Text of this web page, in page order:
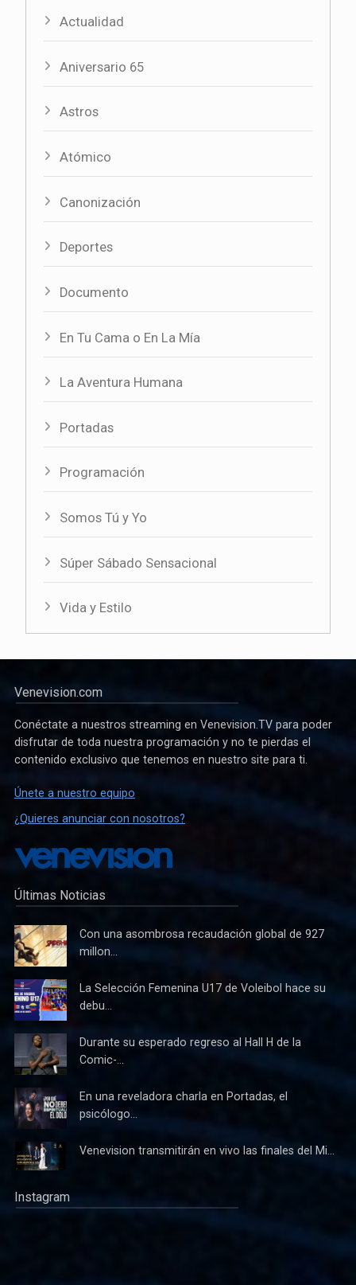
Actualidad
Aniversario 65
Astros
Atómico
Canonización
Deportes
Documento
En Tu Cama o En La Mía
La Aventura Humana
Portadas
Programación
Somos Tú y Yo
Súper Sábado Sensacional
Vida y Estilo
Venevision.com
Conéctate a nuestros streaming en Venevision.TV para poder
disfrutar de toda nuestra programación y no te pierdas el
contenido exclusivo que tenemos en nuestro site para ti.
Únete a nuestro equipo
¿Quieres anunciar con nosotros?
Últimas Noticias
Con una asombrosa recaudación global de 927
millon...
La Selección Femenina U17 de Voleibol hace su
debu...
Durante su esperado regreso al Hall H de la
Comic-...
En una reveladora charla en Portadas, el
psicólogo...
Venevision transmitirán en vivo las finales del Mi...
Instagram